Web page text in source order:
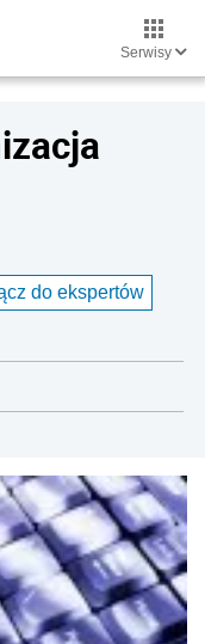
Serwisy
do ekspertów